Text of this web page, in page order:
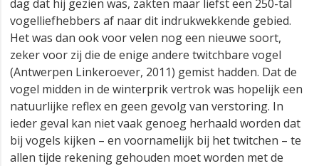
dag dat hij gezien was, zakten maar liefst een 250-tal
vogelliefhebbers af naar dit indrukwekkende gebied.
Het was dan ook voor velen nog een nieuwe soort,
zeker voor zij die de enige andere twitchbare vogel
(Antwerpen Linkeroever, 2011) gemist hadden. Dat de
vogel midden in de winterprik vertrok was hopelijk een
natuurlijke reflex en geen gevolg van verstoring. In
ieder geval kan niet vaak genoeg herhaald worden dat
bij vogels kijken – en voornamelijk bij het twitchen – te
allen tijde rekening gehouden moet worden met de